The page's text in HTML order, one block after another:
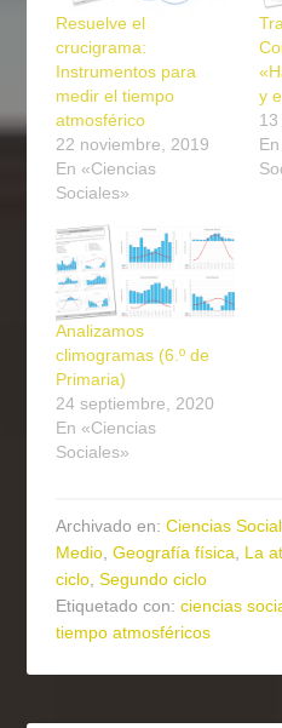
Resuelve el
crucigrama:
Instrumentos para
medir el tiempo
atmosférico
22 noviembre, 2019
En «Ciencias
Sociales»
y
Analizamos
climogramas (6.º de
Primaria)
24 septiembre, 2020
En «Ciencias
Sociales»
Archivado en:Ciencias
Medio,Geografía física, La
ciclo,Segundo ciclo
Etiquetado con:ciencias
tiempo atmosféricos